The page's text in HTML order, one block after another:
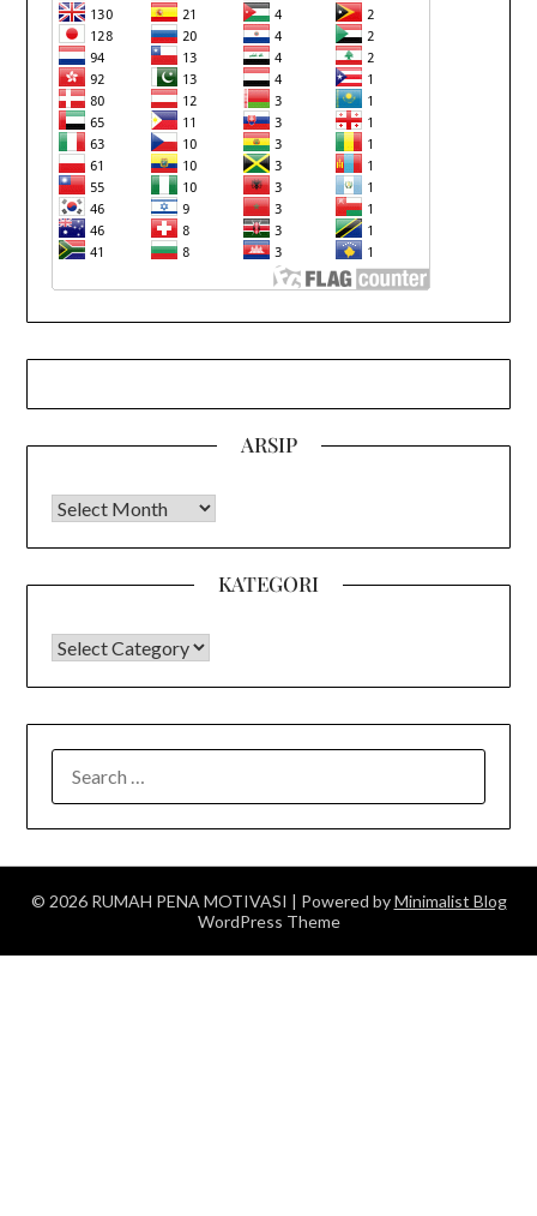
ARSIP
Arsip
KATEGORI
KATEGORI
FOR:
© 2026 RUMAH PENA MOTIVASI | Powered byMinimalist Blog
WordPress Theme